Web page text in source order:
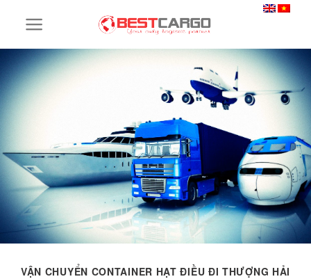
VẬN CHUYỂN CONTAINER HẠT ĐIỀU ĐI THƯỢNG HẢI